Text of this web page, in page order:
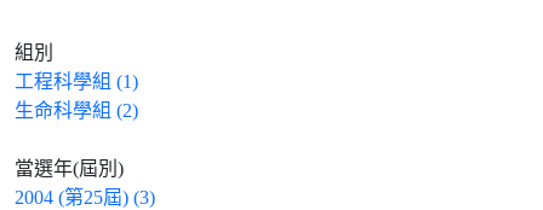
組別
工程科學組 (1)
生命科學組 (2)
當選年(屆別)
2004 (第25屆) (3)